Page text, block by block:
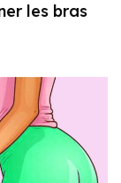
les bras